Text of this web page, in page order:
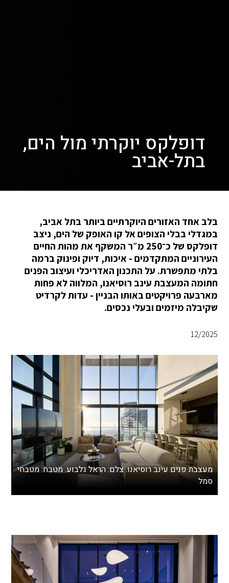
דופלקס יוקרתי מול הים,
בתל-אביב
בלב אחד האזורים היוקרתיים ביותר בתל אביב,
במגדלי בבלי הצופים אל קו האופק של הים, ניצב
דופלקס של כ־250 מ״ר המשקף את מהות החיים
העירוניים המתקדמים - איכות, דיוק ופינוק ברמה
בלתי מתפשרת. על התכנון האדריכלי ועיצוב הפנים
חתומה המעצבת עינב רוסיאנו, המלווה לא פחות
מארבעה פרויקטים באותו הבניין - עדות לקרדיט
שקיבלה מיזמים ובעלי נכסים.
12/2025
מעצבת פנים עינב רוסיאנו. צלם: הראל גלבוע. מטבח: מטבחי
סמל